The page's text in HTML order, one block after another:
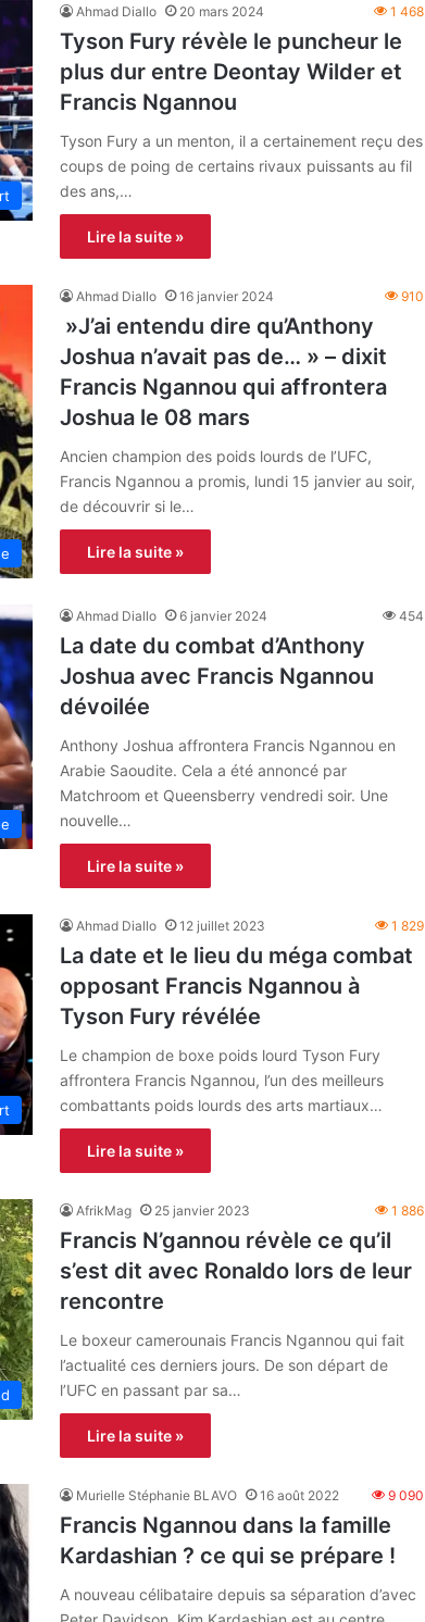
Ahmad Diallo 20 mars 2024 1 468
Tyson Fury révèle le puncheur le
plus dur entre Deontay Wilder et
Francis Ngannou
Tyson Fury a un menton, il a certainement reçu des
coups de poing de certains rivaux puissants au fil
des ans,…
Lire la suite »
Ahmad Diallo 16 janvier 2024 910
»J’ai entendu dire qu’Anthony
Joshua n’avait pas de… » – dixit
Francis Ngannou qui affrontera
Joshua le 08 mars
Ancien champion des poids lourds de l’UFC,
Francis Ngannou a promis, lundi 15 janvier au soir,
de découvrir si le…
Lire la suite »
Ahmad Diallo 6 janvier 2024 454
La date du combat d’Anthony
Joshua avec Francis Ngannou
dévoilée
Anthony Joshua affrontera Francis Ngannou en
Arabie Saoudite. Cela a été annoncé par
Matchroom et Queensberry vendredi soir. Une
nouvelle…
Lire la suite »
Ahmad Diallo 12 juillet 2023 1 829
La date et le lieu du méga combat
opposant Francis Ngannou à
Tyson Fury révélée
Le champion de boxe poids lourd Tyson Fury
affrontera Francis Ngannou, l’un des meilleurs
combattants poids lourds des arts martiaux…
Lire la suite »
AfrikMag 25 janvier 2023 1 886
Francis N’gannou révèle ce qu’il
s’est dit avec Ronaldo lors de leur
rencontre
Le boxeur camerounais Francis Ngannou qui fait
l’actualité ces derniers jours. De son départ de
l’UFC en passant par sa…
Lire la suite »
Murielle Stéphanie BLAVO 16 août 2022 9 090
Francis Ngannou dans la famille
Kardashian ? ce qui se prépare !
A nouveau célibataire depuis sa séparation d’avec